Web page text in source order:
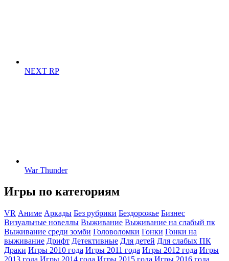
NEXT RP
War Thunder
Игры по категориям
VR Аниме Аркады Без рубрики Бездорожье Бизнес
Визуальные новеллы Выживание Выживание на слабый пк
Выживание среди зомби Головоломки Гонки Гонки на
выживание Дрифт Детективные Для детей Для слабых ПК
Драки Игры 2010 года Игры 2011 года Игры 2012 года Игры